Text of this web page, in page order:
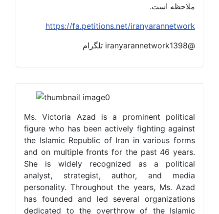
Ms. Victoria Azad is a prominent political
figure who has been actively fighting against
the Islamic Republic of Iran in various forms
and on multiple fronts for the past 46 years.
She is widely recognized as a political
analyst, strategist, author, and media
personality. Throughout the years, Ms. Azad
has founded and led several organizations
dedicated to the overthrow of the Islamic
ملاحظه است.
https://fa.petitions.net/iranyarannetwork
@iranyarannetwork1398 تلگرام